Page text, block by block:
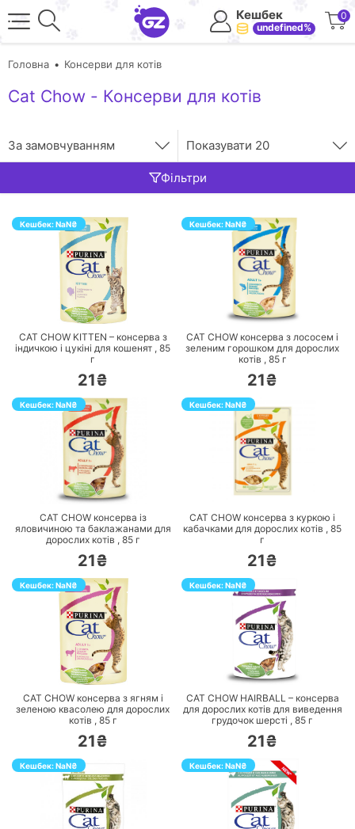
Кешбек
undefined%
0
Головна Консерви для котів
Cat Chow - Консерви для котів
За замовчуванням Показувати 20
Фільтри
Кешбек:NaN₴
ПЕРЕЙТИ
CAT CHOW KITTEN – консерва з
індичкою і цукіні для кошенят , 85
г
21₴
Кешбек:NaN₴
ПЕРЕЙТИ
CAT CHOW консерва з лососем і
зеленим горошком для дорослих
котів , 85г
21₴
Кешбек:NaN₴
ПЕРЕЙТИ
CAT CHOW консерва із
яловичиною та баклажанами для
дорослих котів , 85г
21₴
Кешбек:NaN₴
ПЕРЕЙТИ
CAT CHOW консерва з куркою і
кабачками для дорослих котів , 85
г
21₴
Кешбек:NaN₴
ПЕРЕЙТИ
CAT CHOW консерва з ягням і
зеленою квасолею для дорослих
котів , 85г
21₴
Кешбек:NaN₴
ПЕРЕЙТИ
CAT CHOW HAIRBALL – консерва
для дорослих котів для виведення
грудочок шерсті , 85 г
21₴
Кешбек:NaN₴ Кешбек:NaN₴